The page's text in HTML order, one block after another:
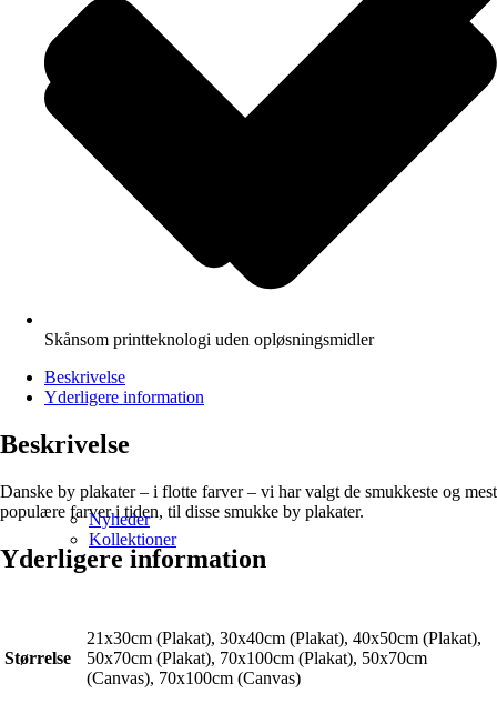
Nyheder
Kollektioner
Skånsom printteknologi uden opløsningsmidler
Beskrivelse
Yderligere information
Beskrivelse
Danske by plakater – i flotte farver – vi har valgt de smukkeste og mest
populære farver i tiden, til disse smukke by plakater.
Yderligere information
Størrelse
21x30cm (Plakat), 30x40cm (Plakat), 40x50cm (Plakat),
50x70cm (Plakat), 70x100cm (Plakat), 50x70cm
(Canvas), 70x100cm (Canvas)